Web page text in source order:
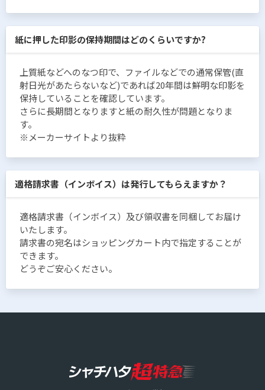
紙に押した印影の保持期間はどのくらいですか?
上質紙などへのなつ印で、ファイルなどでの通常保管(直
射日光があたらないなど)であれば20年間は鮮明な印影を
保持していることを確認しています。
さらに長期間となりますと紙の耐久性が問題となりま
す。
※メーカーサイトより抜粋
適格請求書（インボイス）は発行してもらえますか？
適格請求書（インボイス）及び領収書を同梱してお届け
いたします。
請求書の宛名はショッピングカート内で指定することが
できます。
どうぞご安心ください。